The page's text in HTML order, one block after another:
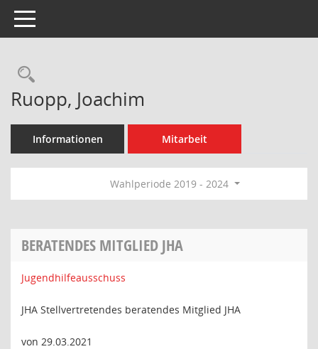
Toggle navigation
Rechercheauswahl
Ruopp, Joachim
Informationen Mitarbeit
Wahlperiode 2019 - 2024
BERATENDES MITGLIED JHA
Jugendhilfeausschuss
JHA Stellvertretendes beratendes Mitglied JHA
von 29.03.2021